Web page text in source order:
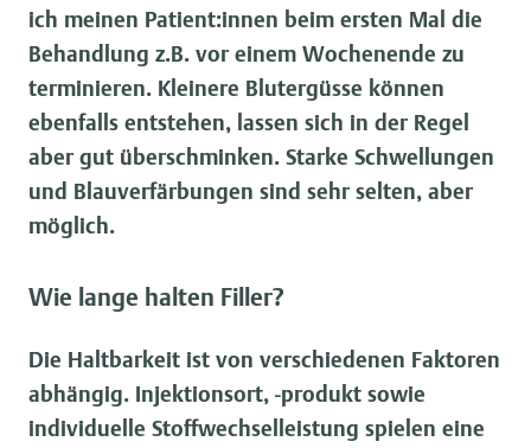
ich meinen Patient:innen beim ersten Mal die
Behandlung z.B. vor einem Wochenende zu
terminieren. Kleinere Blutergüsse können
ebenfalls entstehen, lassen sich in der Regel
aber gut überschminken. Starke Schwellungen
und Blauverfärbungen sind sehr selten, aber
möglich.
Wie lange halten Filler?
Die Haltbarkeit ist von verschiedenen Faktoren
abhängig. Injektionsort, -produkt sowie
individuelle Stoffwechselleistung spielen eine